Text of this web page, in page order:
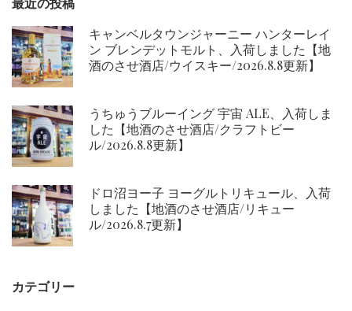
最近の投稿
キャンベルタウンジャーニー ハンターレイ
ン ブレンデットモルト、入荷しました【地
酒のさせ酒店/ウイスキー/2026.8.8更新】
うちゅうブルーイング 宇宙 ALE、入荷しま
した【地酒のさせ酒店/クラフトビー
ル/2026.8.8更新】
ドロ沼ヨー子 ヨーグルトリキュール、入荷
しました【地酒のさせ酒店/リキュー
ル/2026.8.7更新】
カテゴリー